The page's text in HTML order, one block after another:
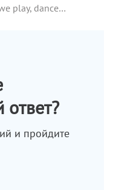
play, dance…
и пройдите